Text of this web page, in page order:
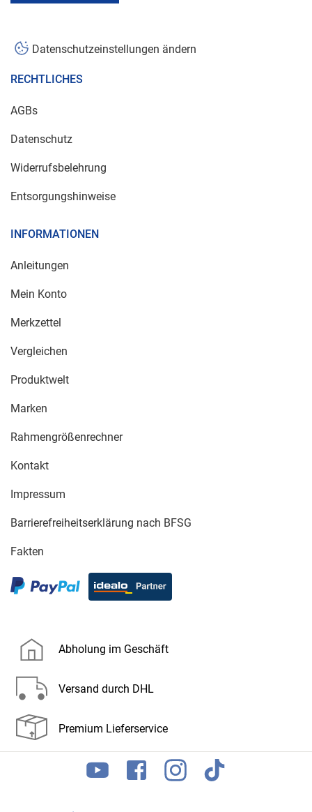
Datenschutzeinstellungen ändern
RECHTLICHES
AGBs
Datenschutz
Widerrufsbelehrung
Entsorgungshinweise
INFORMATIONEN
Anleitungen
Mein Konto
Merkzettel
Vergleichen
Produktwelt
Marken
Rahmengrößenrechner
Kontakt
Impressum
Barrierefreiheitserklärung nach BFSG
Fakten
Abholung im Geschäft
Versand durch DHL
Premium Lieferservice